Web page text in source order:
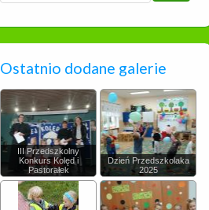
Ostatnio dodane galerie
III Przedszkolny
Konkurs Kolęd i
Pastorałek
Dzień Przedszkolaka
2025